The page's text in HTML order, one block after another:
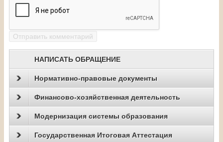
НАПИСАТЬ ОБРАЩЕНИЕ
Нормативно-правовые документы
Финансово-хозяйственная деятельность
Модернизация системы образования
Государственная Итоговая Аттестация